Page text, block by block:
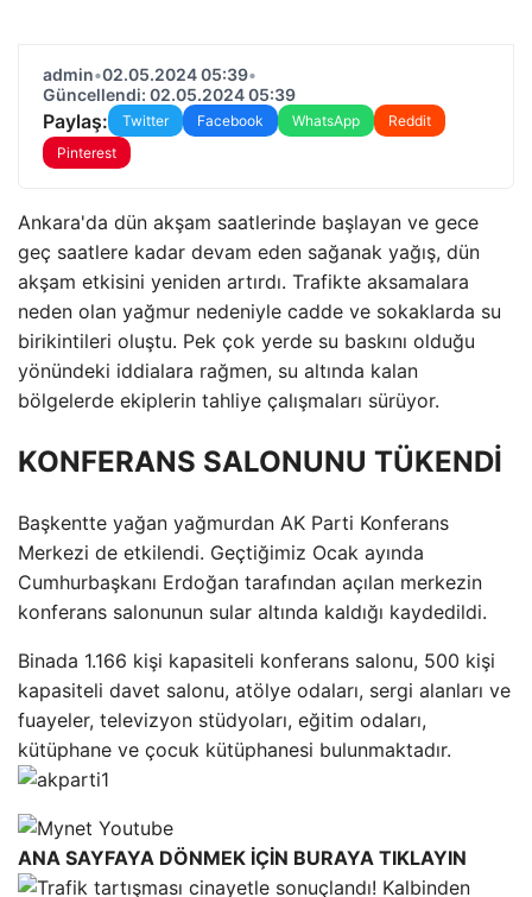
admin•02.05.2024 05:39•
Güncellendi: 02.05.2024 05:39
Paylaş: Twitter Facebook WhatsApp
Reddit
Pinterest
Ankara'da dün akşam saatlerinde başlayan ve gece
geç saatlere kadar devam eden sağanak yağış, dün
akşam etkisini yeniden artırdı. Trafikte aksamalara
neden olan yağmur nedeniyle cadde ve sokaklarda su
birikintileri oluştu. Pek çok yerde su baskını olduğu
yönündeki iddialara rağmen, su altında kalan
bölgelerde ekiplerin tahliye çalışmaları sürüyor.
KONFERANS SALONUNU TÜKENDİ
Başkentte yağan yağmurdan AK Parti Konferans
Merkezi de etkilendi. Geçtiğimiz Ocak ayında
Cumhurbaşkanı Erdoğan tarafından açılan merkezin
konferans salonunun sular altında kaldığı kaydedildi.
Binada 1.166 kişi kapasiteli konferans salonu, 500 kişi
kapasiteli davet salonu, atölye odaları, sergi alanları ve
fuayeler, televizyon stüdyoları, eğitim odaları,
kütüphane ve çocuk kütüphanesi bulunmaktadır.
ANA SAYFAYA DÖNMEK İÇİN BURAYA TIKLAYIN